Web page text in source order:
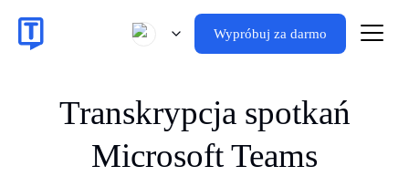
Wypróbuj za darmo
Transkrypcja spotkań
Microsoft Teams